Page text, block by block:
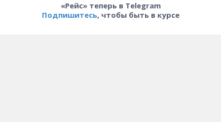
«Рейс» теперь в Telegram
Подпишитесь, чтобы быть в курсе